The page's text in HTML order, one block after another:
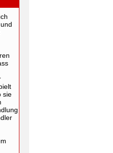
sie